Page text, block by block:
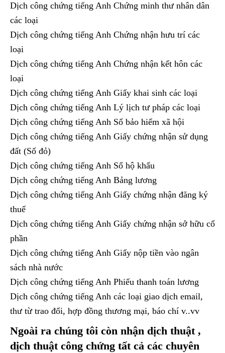
Dịch công chứng tiếng Anh Chứng minh thư nhân dân
các loại
Dịch công chứng tiếng Anh Chứng nhận hưu trí các
loại
Dịch công chứng tiếng Anh Chứng nhận kết hôn các
loại
Dịch công chứng tiếng Anh Giấy khai sinh các loại
Dịch công chứng tiếng Anh Lý lịch tư pháp các loại
Dịch công chứng tiếng Anh Sổ bảo hiểm xã hội
Dịch công chứng tiếng Anh Giấy chứng nhận sử dụng
đất (Số đỏ)
Dịch công chứng tiếng Anh Sổ hộ khẩu
Dịch công chứng tiếng Anh Bảng lương
Dịch công chứng tiếng Anh Giấy chứng nhận đăng ký
thuế
Dịch công chứng tiếng Anh Giấy chứng nhận sở hữu cổ
phần
Dịch công chứng tiếng Anh Giấy nộp tiền vào ngân
sách nhà nước
Dịch công chứng tiếng Anh Phiếu thanh toán lương
Dịch công chứng tiếng Anh các loại giao dịch email,
thư từ trao đổi, hợp đồng thương mại, báo chí v..vv
Ngoài ra chúng tôi còn nhận dịch thuật ,
dịch thuật công chứng tất cả các chuyên